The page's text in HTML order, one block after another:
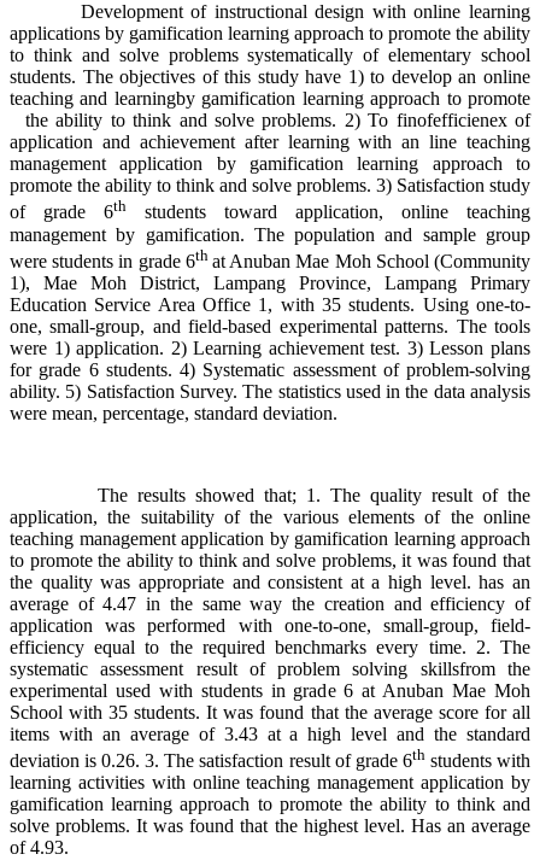
Development of instructional design with online learning
applications by gamification learning approach to promote the ability
to think and solve problems systematically of elementary school
students. The objectives of this study have 1) to develop an online
teaching and learningby gamification learning approach to promote
the ability to think and solve problems. 2) To finofefficienex of
application and achievement after learning with an line teaching
management application by gamification learning approach to
promote the ability to think and solve problems. 3) Satisfaction study
of grade 6th students toward application, online teaching
management by gamification. The population and sample group
were students in grade 6th at Anuban Mae Moh School (Community
1), Mae Moh District, Lampang Province, Lampang Primary
Education Service Area Office 1, with 35 students. Using one-to-
one, small-group, and field-based experimental patterns. The tools
were 1) application. 2) Learning achievement test. 3) Lesson plans
for grade 6 students. 4) Systematic assessment of problem-solving
ability. 5) Satisfaction Survey. The statistics used in the data analysis
were mean, percentage, standard deviation.
The results showed that; 1. The quality result of the
application, the suitability of the various elements of the online
teaching management application by gamification learning approach
to promote the ability to think and solve problems, it was found that
the quality was appropriate and consistent at a high level. has an
average of 4.47 in the same way the creation and efficiency of
application was performed with one-to-one, small-group, field-
efficiency equal to the required benchmarks every time. 2. The
systematic assessment result of problem solving skillsfrom the
experimental used with students in grade 6 at Anuban Mae Moh
School with 35 students. It was found that the average score for all
items with an average of 3.43 at a high level and the standard
deviation is 0.26. 3. The satisfaction result of grade 6thstudents with
learning activities with online teaching management application by
gamification learning approach to promote the ability to think and
solve problems. It was found that the highest level. Has an average
of 4.93.